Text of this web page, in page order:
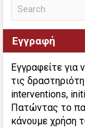
Εγγραφή
Εγγραφείτε για
τις
interventions,
Πατώντας το
κάνουμε χρήση